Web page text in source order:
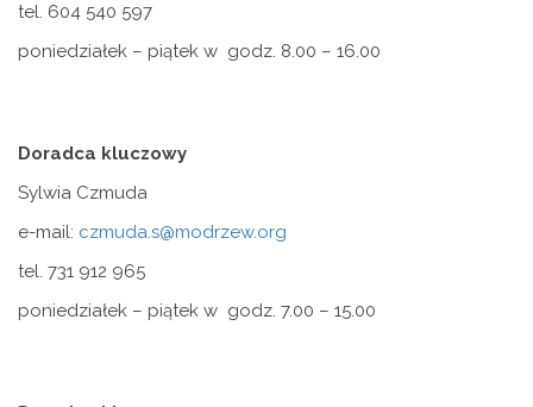
tel. 604 540 597
poniedziałek – piątek w godz. 8.00 – 16.00
Doradca kluczowy
Sylwia Czmuda
e-mail: czmuda.s@modrzew.org
tel. 731 912 965
poniedziałek – piątek w godz. 7.00 – 15.00